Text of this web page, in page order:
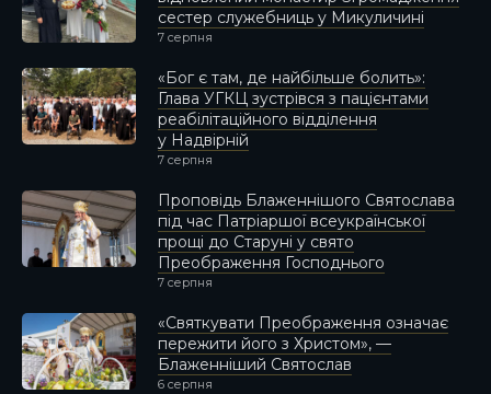
сестер служебниць у Микуличині
7 серпня
«Бог є там, де найбільше болить»:
Глава УГКЦ зустрівся з пацієнтами
реабілітаційного відділення
у Надвірній
7 серпня
Проповідь Блаженнішого Святослава
під час Патріаршої всеукраїнської
прощі до Старуні у свято
Преображення Господнього
7 серпня
«Святкувати Преображення означає
пережити його з Христом», —
Блаженніший Святослав
6 серпня